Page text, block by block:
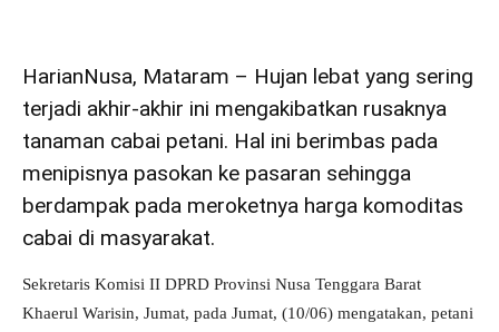
HarianNusa, Mataram – Hujan lebat yang sering
terjadi akhir-akhir ini mengakibatkan rusaknya
tanaman cabai petani. Hal ini berimbas pada
menipisnya pasokan ke pasaran sehingga
berdampak pada meroketnya harga komoditas
cabai di masyarakat.
Sekretaris Komisi II DPRD Provinsi Nusa Tenggara Barat
Khaerul Warisin, Jumat, pada Jumat, (10/06) mengatakan, petani